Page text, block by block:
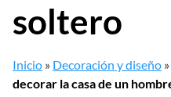
soltero
Inicio » Decoración y diseño »
decorar la casa de un